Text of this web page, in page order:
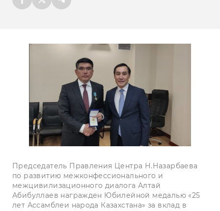
Председатель Правления Центра Н.Назарбаева
по развитию межконфессионального и
межцивилизационного диалога Алтай
Абибуллаев награжден Юбилейной медалью «25
лет Ассамблеи народа Казахстана» за вклад в